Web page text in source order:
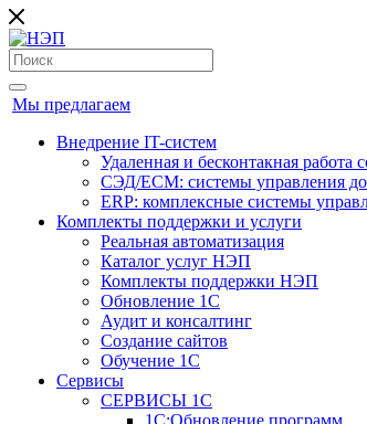
Мы предлагаем
Внедрение IT-систем
Удаленная и бесконтакная работа
СЭД/ECM: системы управления
ERP: комплексные системы
Комплекты поддержки и услуги
Реальная автоматизация
Каталог услуг НЭП
Комплекты поддержки НЭП
Обновление 1С
Аудит и консалтинг
Создание сайтов
Обучение 1С
Cервисы
СЕРВИСЫ 1С
1С:Обновление программ